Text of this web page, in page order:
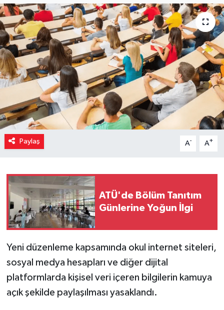
Paylaş A- A+
ATÜ'de Bölüm Tanıtım
Günlerine Yoğun İlgi
Yeni düzenleme kapsamında okul internet siteleri,
sosyal medya hesapları ve diğer dijital
platformlarda kişisel veri içeren bilgilerin kamuya
açık şekilde paylaşılması yasaklandı.